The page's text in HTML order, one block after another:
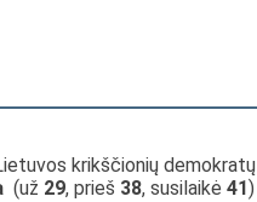
krikščionių demokratų
(už 29, prieš 38, susilaikė 41)